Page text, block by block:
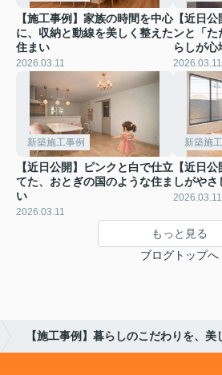
【施工事例】家族の時間を中心
に、収納と動線を美しく整えた
住まい
2026.03.11
【近日公
ンと「
らしが心
2026.03.11
新築施工事例
【近日公開】ピンクと白で仕立
てた、おとぎの国のような住ま
い
2026.03.11
新築施
【近日
しがや
2026.03.11
もっと見る
ブログトップへ
【施工事例】暮らしのこだわりを、